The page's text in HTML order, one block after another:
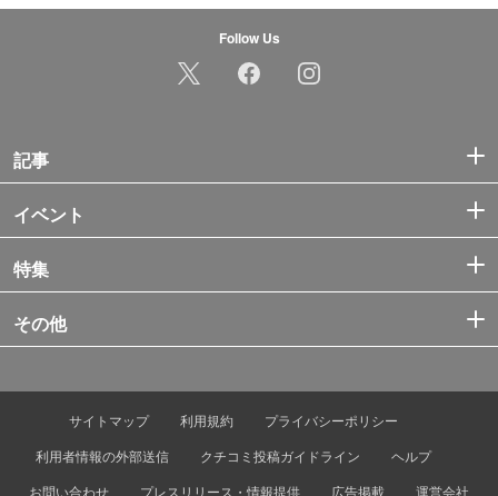
Follow Us
記事
イベント
特集
その他
サイトマップ 利用規約
プライバシーポリシー
利用者情報の外部送信
クチコミ投稿ガイドライン
ヘルプ
お問い合わせ
プレスリリース・情報提供 広告掲載 運営会社